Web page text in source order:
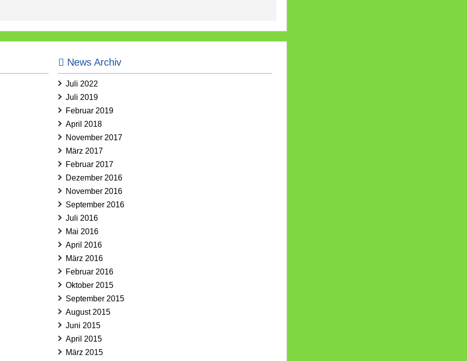
News Archiv
Juli 2022
Juli 2019
Februar 2019
April 2018
November 2017
März 2017
Februar 2017
Dezember 2016
November 2016
September 2016
Juli 2016
Mai 2016
April 2016
März 2016
Februar 2016
Oktober 2015
September 2015
August 2015
Juni 2015
April 2015
März 2015